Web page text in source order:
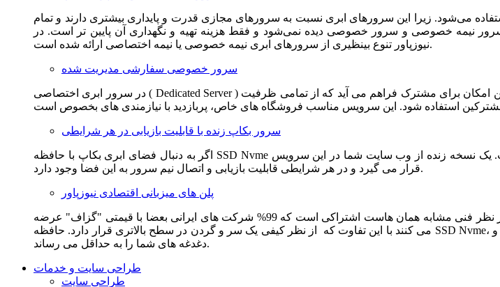
می‌شود. زیرا این سرورهای ابری نسبت به سرورهای مجازی قدرت و پایداری بیشتری دارند و تمام
نیمه خصوصی و سرور خصوصی دیده نمی‌شود و فقط هزینه تهیه و نگهداری آن پایین تر است. در
نیوزپاور تنوع بینظیری از سرورهای ابری نیمه خصوصی یا نیمه اختصاصی ارائه شده است.
سرور خصوصی سفارشی مدیریت شده
در سرور ابری اختصاصی ( Dedicated Server ) این امکان برای مشترک فراهم می آید که از تمامی ظرفیت CPU و RAM به همراه سایر امکانات سخت افزاری به طور کامل و بدون به اشتراک گذاشتن با
سرور بکاپ زنده با قابلیت بازیابی در هر شرایطی
اگر به دنبال فضای ابری بکاپ با حافظه SSD Nvme واقعی قدرتمند از شرکت هتزنر آلمان برای وب سایت خود هستید. این سرویس مناسب شماست. یک نسخه زنده از وب سایت شما در این سرویس
قرار می گیرد و در هر شرایطی قابلیت بازیابی و اتصال نیم سرور به این فضا وجود دارد.
پلن های میزبانی اقتصادی نیوزپاور
این سرویس مناسب فروشگاه ها و وب سایت های تازه تاسیس و کم بازدید است. این سرویس از نظر فنی مشابه همان هاست اشتراکی است که 99% شرکت های ایرانی بعضا با قیمتی "گزاف" عرضه
می کنند با این تفاوت که از نظر کیفی یک سر و گردن در سطح بالاتری قرار دارد. حافظه SSD Nvme، فضای کاملا ابری، امنیت و پایداری عالی همه چیز را برای ایجاد یک فروشگاه جدید فراهم می کند و
دغدغه های شما را به حداقل می رساند.
طراحی سایت و خدمات
طراحی سایت